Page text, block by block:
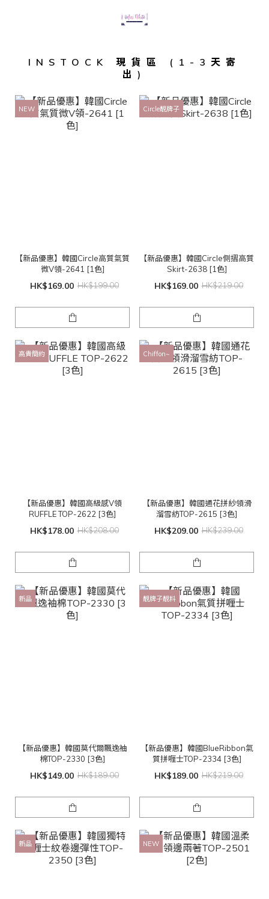
INSTOCK 現貨區 (1-3天寄
出)
NEW
【新品優惠】韓國Circle高質氣質
微V領-2641 [1色]
HK$169.00 HK$199.00
Circle靚牌子
【新品優惠】韓國Circle側摺高質
Skirt-2638 [1色]
HK$169.00 HK$219.00
高貴簡約
【新品優惠】韓國高級感V領
RUFFLE TOP-2622 [3色]
HK$178.00 HK$208.00
Chiffon~
【新品優惠】韓國通花拼紗領滑
溜雪紡TOP-2615 [3色]
HK$209.00 HK$239.00
新品
【新品優惠】韓國莫代爾飄逸袖
棉TOP-2330 [3色]
HK$149.00 HK$189.00
靚牌子靚料
【新品優惠】韓國BlueRibbon氣
質拼喱士TOP-2334 [3色]
HK$189.00 HK$219.00
新品 NEW